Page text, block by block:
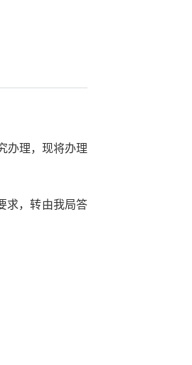
办理，现将办理
求，转由我局答